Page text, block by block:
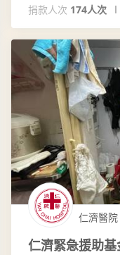
捐款人次 174人次
仁濟醫院
仁濟緊急援助基